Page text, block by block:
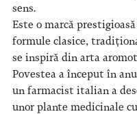
sens.
Este o marcă
formule clasice,
se inspiră din arta
Povestea a început în
un farmacist italian a
unor plante medicinale